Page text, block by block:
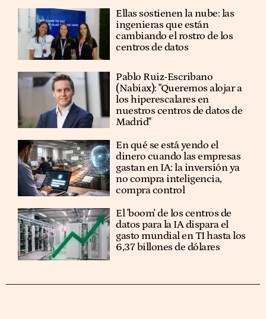
Ellas sostienen la nube: las
ingenieras que están
cambiando el rostro de los
centros de datos
Pablo Ruiz-Escribano
(Nabiax): "Queremos alojar a
los hiperescalares en
nuestros centros de datos de
Madrid"
En qué se está yendo el
dinero cuando las empresas
gastan en IA: la inversión ya
no compra inteligencia,
compra control
El 'boom' de los centros de
datos para la IA dispara el
gasto mundial en TI hasta los
6,37 billones de dólares